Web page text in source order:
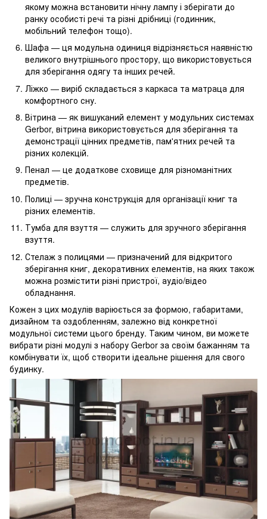
якому можна встановити нічну лампу і зберігати до
ранку особисті речі та різні дрібниці (годинник,
мобільний телефон тощо).
Шафа — ця модульна одиниця відрізняється наявністю
великого внутрішнього простору, що використовується
для зберігання одягу та інших речей.
Ліжко — виріб складається з каркаса та матраца для
комфортного сну.
Вітрина — як вишуканий елемент у модульних системах
Gerbor, вітрина використовується для зберігання та
демонстрації цінних предметів, пам'ятних речей та
різних колекцій.
Пенал — це додаткове сховище для різноманітних
предметів.
Полиці — зручна конструкція для організації книг та
різних елементів.
Тумба для взуття — служить для зручного зберігання
взуття.
Стелаж з полицями — призначений для відкритого
зберігання книг, декоративних елементів, на яких також
можна розмістити різні пристрої, аудіо/відео
обладнання.
Кожен з цих модулів варіюється за формою, габаритами,
дизайном та оздобленням, залежно від конкретної
модульної системи цього бренду. Таким чином, ви можете
вибрати різні модулі з набору Gerbor за своїм бажанням та
комбінувати їх, щоб створити ідеальне рішення для свого
будинку.